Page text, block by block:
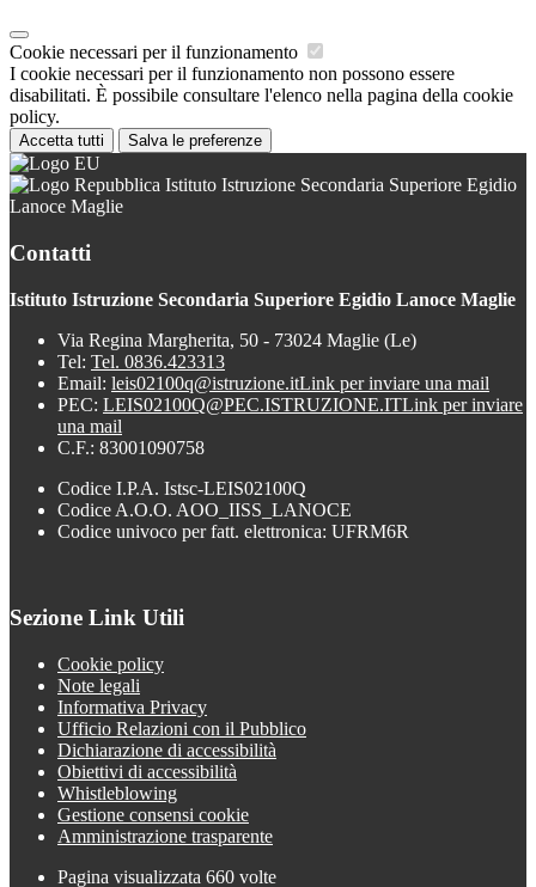
Cookie necessari per il funzionamento
I cookie necessari per il funzionamento non possono essere
disabilitati. È possibile consultare l'elenco nella pagina della cookie
policy.
Accetta tutti Salva le preferenze
Istituto Istruzione Secondaria Superiore Egidio
Lanoce Maglie
Contatti
Istituto Istruzione Secondaria Superiore Egidio Lanoce Maglie
Via Regina Margherita, 50 - 73024 Maglie (Le)
Tel: Tel. 0836.423313
Email: leis02100q@istruzione.itLink per inviare una mail
PEC: LEIS02100Q@PEC.ISTRUZIONE.ITLink per inviare
una mail
C.F.: 83001090758
Codice I.P.A. Istsc-LEIS02100Q
Codice A.O.O. AOO_IISS_LANOCE
Codice univoco per fatt. elettronica: UFRM6R
Sezione Link Utili
Cookie policy
Note legali
Informativa Privacy
Ufficio Relazioni con il Pubblico
Dichiarazione di accessibilità
Obiettivi di accessibilità
Whistleblowing
Gestione consensi cookie
Amministrazione trasparente
Pagina visualizzata 660 volte